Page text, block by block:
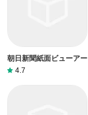
朝日新聞紙面ビューアー
4.7